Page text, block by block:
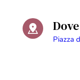
Piazza